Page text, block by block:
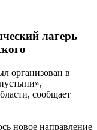
лагерь
организован в
сообщает
новое направление